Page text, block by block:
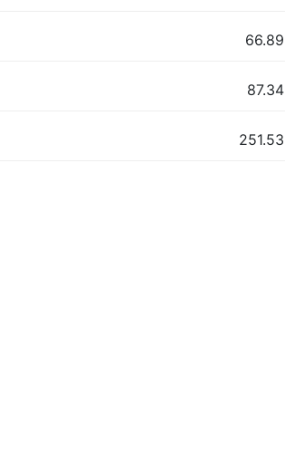
66.89
87.34
251.53